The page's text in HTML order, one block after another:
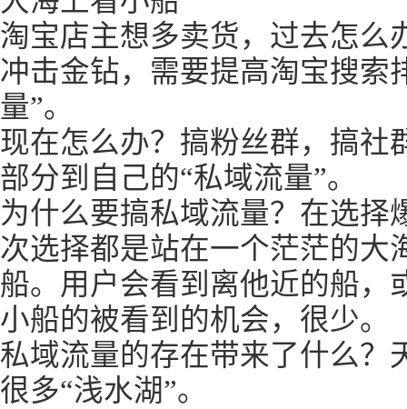
淘宝店主想多卖货，过去怎么
冲击金钻，需要提高淘宝搜索
量”。
现在怎么办？搞粉丝群，搞社
部分到自己的“私域流量”。
为什么要搞私域流量？在选择
次选择都是站在一个茫茫的大
船。用户会看到离他近的船，
小船的被看到的机会，很少。
私域流量的存在带来了什么？
很多“浅水湖”。